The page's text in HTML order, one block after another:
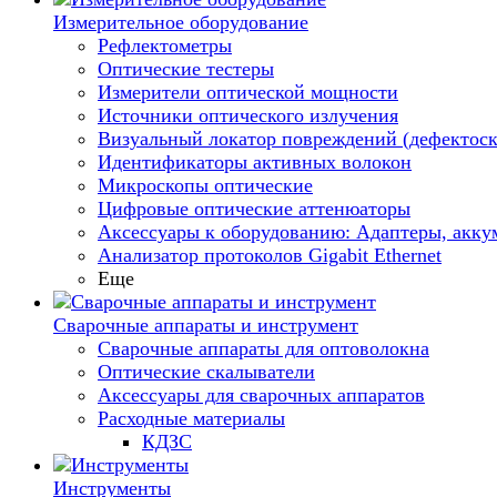
Измерительное оборудование
Рефлектометры
Оптические тестеры
Измерители оптической мощности
Источники оптического излучения
Визуальный локатор повреждений
Идентификаторы активных волокон
Микроскопы оптические
Цифровые оптические аттенюаторы
Аксессуары к оборудованию: Адаптеры,
Анализатор протоколов Gigabit Ethernet
Еще
Сварочные аппараты и инструмент
Сварочные аппараты для оптоволокна
Оптические скалыватели
Аксессуары для сварочных аппаратов
Расходные материалы
КДЗС
Инструменты